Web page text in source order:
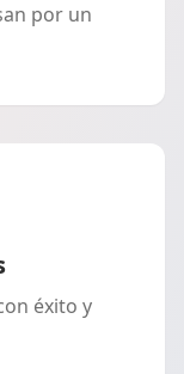
por un
éxito y